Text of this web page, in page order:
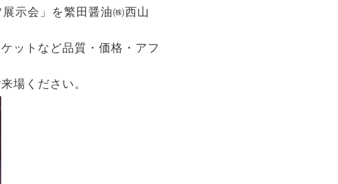
示会」を繁田醤油㈱西山
ットなど品質・価格・アフ
場ください。